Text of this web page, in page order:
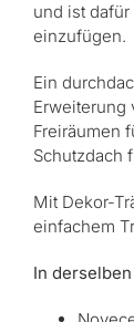
und ist
einzufügen.
Ein
Erweiterung
Freiräumen
Schutzdach
Mit Dekor-
einfachem
In